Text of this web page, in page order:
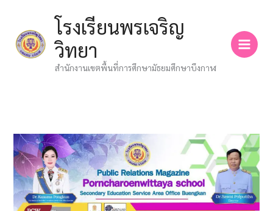
content
โรงเรียนพรเจริญ
วิทยา
สำนักงานเขตพื้นที่การศึกษามัธยมศึกษาบึงกาฬ